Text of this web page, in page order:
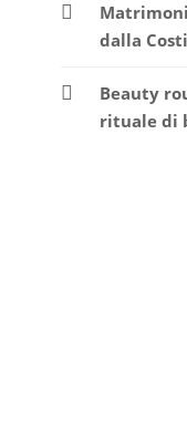
dalla
Beauty
rituale di